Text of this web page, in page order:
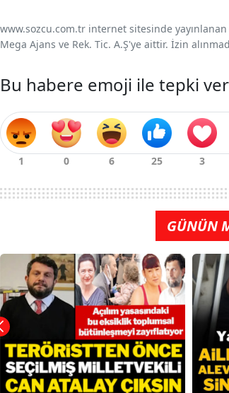
www.sozcu.com.tr internet sitesinde
Mega Ajans ve Rek. Tic. A.Ş'ye aittir. İzin
Bu habere emoji ile tepki ver
GÜNÜN